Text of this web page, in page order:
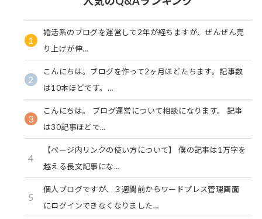
1
婚活系のブログを運営して2年が経ちますが、ぜんぜん売
り上げが伸…
2
こんにちは。ブログを作って2ヶ月ほどたちます。記事数
は10本ほどです。…
3
こんにちは。 ブログ運営について相談になります。 記事
は30記事ほどで…
4
【ページ内リンクの使い方について】 僕の記事は1万字を
越える長文記事にな…
5
個人ブログですが、３週間前からワードプレス管理画面
にログインできなくなりました…